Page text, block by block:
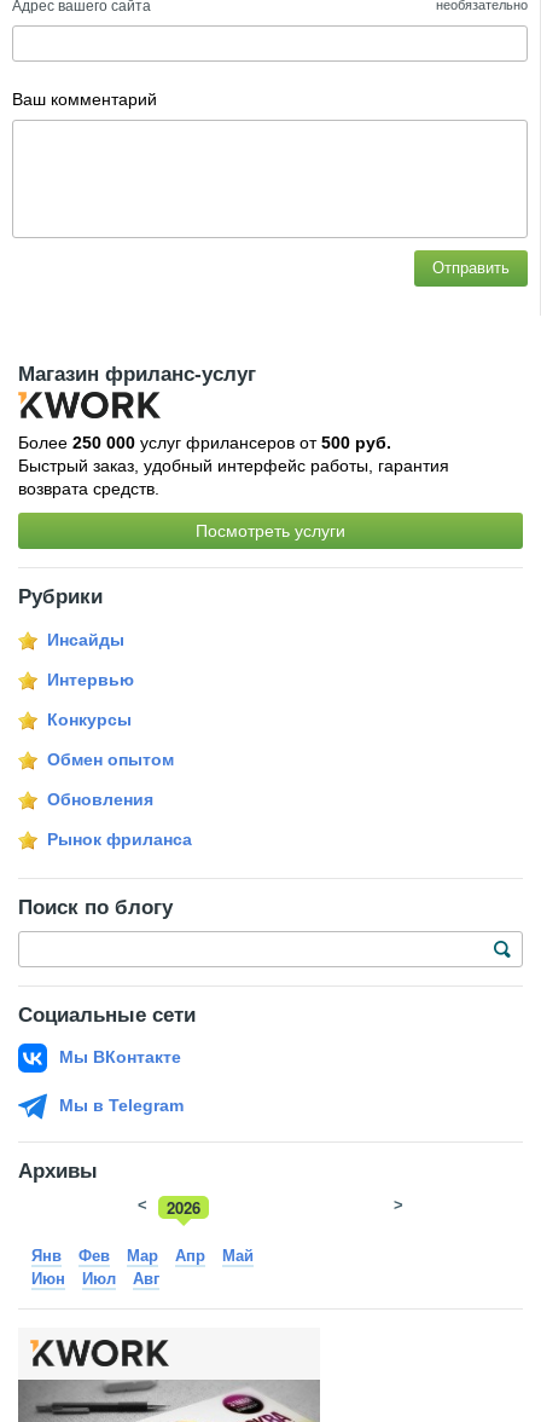
Адрес вашего сайта необязательно
Ваш комментарий
Отправить
Магазин фриланс-услуг
Более 250 000 услуг фрилансеров от500 руб.
Быстрый заказ, удобный интерфейс работы, гарантия
возврата средств.
Посмотреть услуги
Рубрики
Инсайды
Интервью
Конкурсы
Обмен опытом
Обновления
Рынок фриланса
Поиск по блогу
Социальные сети
Мы ВКонтакте
Мы в Telegram
Архивы
2026
2025
< >
Янв Фев Мар Апр
Май
Июн
Июл Авг